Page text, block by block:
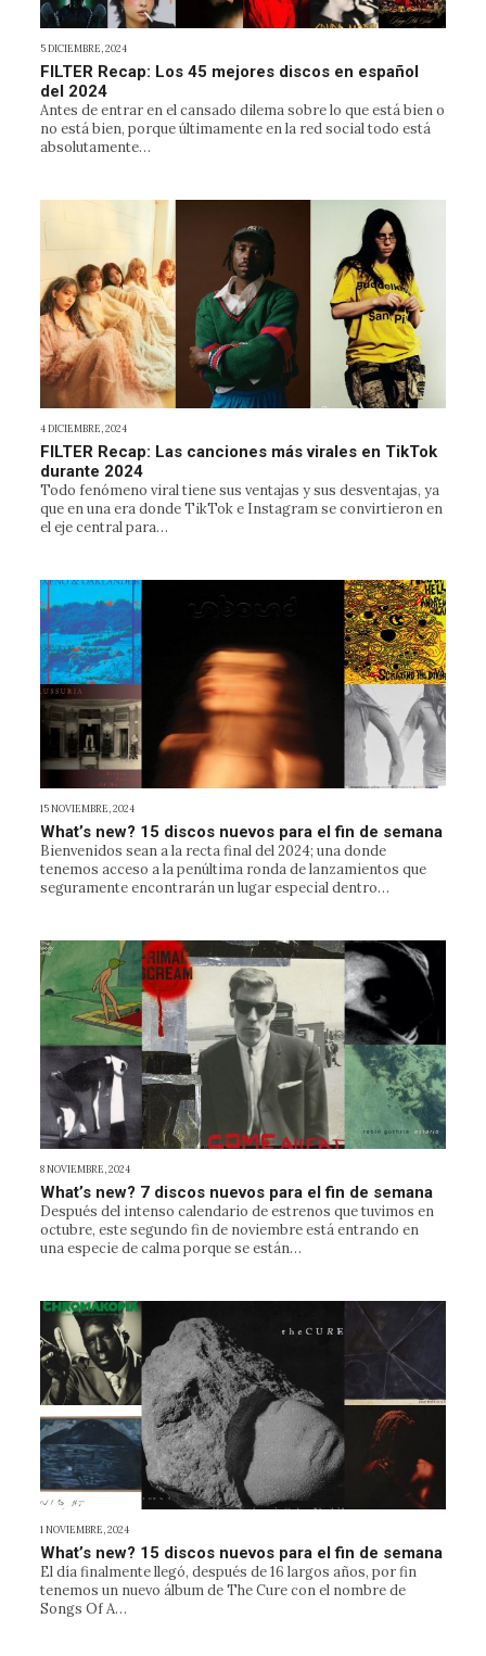
5 DICIEMBRE, 2024
FILTER Recap: Los 45 mejores discos en español
del 2024
Antes de entrar en el cansado dilema sobre lo que está bien o
no está bien, porque últimamente en la red social todo está
absolutamente…
4 DICIEMBRE, 2024
FILTER Recap: Las canciones más virales en TikTok
durante 2024
Todo fenómeno viral tiene sus ventajas y sus desventajas, ya
que en una era donde TikTok e Instagram se convirtieron en
el eje central para…
15 NOVIEMBRE, 2024
What’s new? 15 discos nuevos para el fin de semana
Bienvenidos sean a la recta final del 2024; una donde
tenemos acceso a la penúltima ronda de lanzamientos que
seguramente encontrarán un lugar especial dentro…
8 NOVIEMBRE, 2024
What’s new? 7 discos nuevos para el fin de semana
Después del intenso calendario de estrenos que tuvimos en
octubre, este segundo fin de noviembre está entrando en
una especie de calma porque se están…
1 NOVIEMBRE, 2024
What’s new? 15 discos nuevos para el fin de semana
El día finalmente llegó, después de 16 largos años, por fin
tenemos un nuevo álbum de The Cure con el nombre de
Songs Of A…